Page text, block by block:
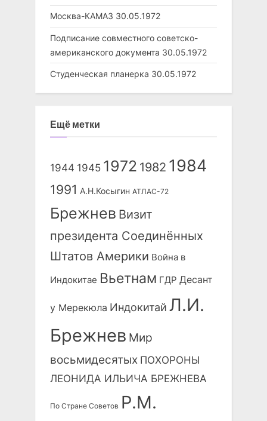
Москва-КАМАЗ 30.05.1972
Подписание совместного советско-
американского документа 30.05.1972
Студенческая планерка 30.05.1972
Ещё метки
1944 1945 1972 1982 1984
1991 А.Н.Косыгин АТЛАС-72
Брежнев Визит
президента Соединённых
Штатов Америки Война в
Индокитае Вьетнам ГДР Десант
у Мерекюла Индокитай Л.И.
Брежнев Мир
восьмидесятых ПОХОРОНЫ
ЛЕОНИДА ИЛЬИЧА БРЕЖНЕВА
По Стране Советов Р.М.